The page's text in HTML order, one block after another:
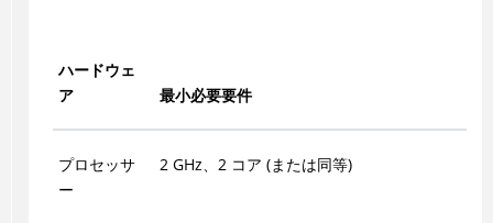
ハードウェ
ア
最小必要要件
プロセッサ
ー
2 GHz、2 コア (または同等)